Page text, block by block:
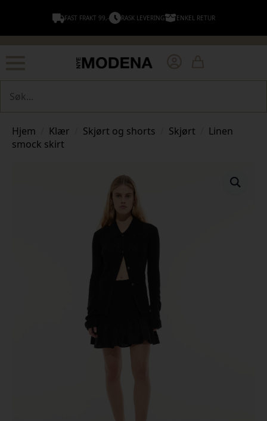
FAST FRAKT 99,- RASK LEVERING ENKEL RETUR
Hjem Klær Skjørt og shorts Skjørt
Linen
smock skirt